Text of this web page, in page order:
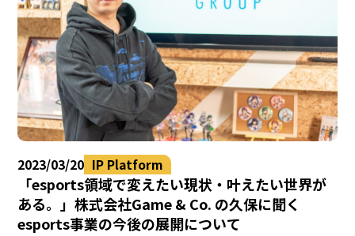
2023/03/20 IP Platform
「esports領域で変えたい現状・叶えたい世界が
ある。」株式会社Game & Co. の久保に聞く
esports事業の今後の展開について